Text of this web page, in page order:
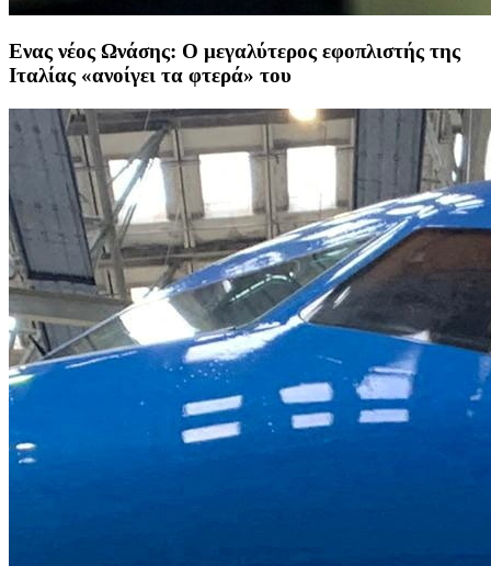
Ενας νέος Ωνάσης: Ο μεγαλύτερος εφοπλιστής της
Ιταλίας «ανοίγει τα φτερά» του